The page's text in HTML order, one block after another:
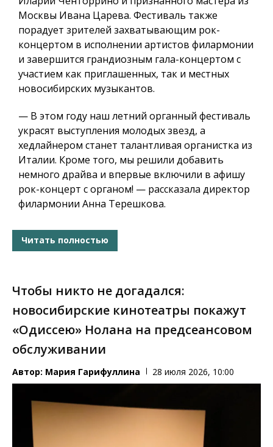
Москвы Ивана Царева. Фестиваль также
порадует зрителей захватывающим рок-
концертом в исполнении артистов филармонии
и завершится грандиозным гала-концертом с
участием как приглашенных, так и местных
новосибирских музыкантов.
— В этом году наш летний органный фестиваль
украсят выступления молодых звезд, а
хедлайнером станет талантливая органистка из
Италии. Кроме того, мы решили добавить
немного драйва и впервые включили в афишу
рок-концерт с органом! — рассказала директор
филармонии Анна Терешкова.
Читать полностью
Чтобы никто не догадался:
новосибирские кинотеатры покажут
«Одиссею» Нолана на предсеансовом
обслуживании
Автор: Мария Гарифуллина 28 июля 2026, 10:00